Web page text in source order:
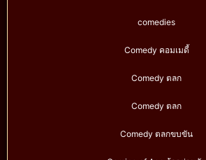
comedies
Comedy คอมเมดี้
Comedy ตลก
Comedy ตลก
Comedy ตลกขบขัน